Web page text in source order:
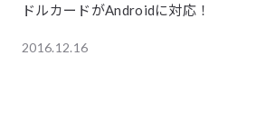
ドルカードがAndroidに対応！
2016.12.16